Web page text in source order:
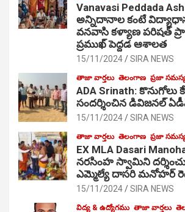
Vanavasi Peddada
అన్నిదానాల కంటే
వనవాసి కళ్యాణ పరిషత్
ప్రముఖ్ పెద్దడ ఆశాలత
15/11/2024 SIRA NEWS
తాజా వార్తలు తెలంగాణ ప్రజా
ADA Srinath: కొనుగోలు
సంద‌ర్శించిన డివిజనల్
15/11/2024 SIRA NEWS
తాజా వార్తలు తెలంగాణ ప్రజా
EX MLA Dasari
నరసింహ స్వామిని
ఎమ్మెల్యే దాసరి మనోహర్
15/11/2024 SIRA NEWS
విద్య & ఉద్యోగము తాజా వార్తలు